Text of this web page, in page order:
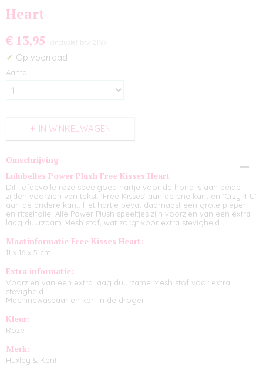
Heart
€ 13,95 (inclusief btw 21%)
✓ Op voorraad
Aantal
IN WINKELWAGEN
Omschrijving
Lulubelles Power Plush Free Kisses Heart
Dit liefdevolle roze speelgoed hartje voor de hond is aan beide
zijden voorzien van tekst. 'Free Kisses' aan de ene kant en 'Crzy 4 U'
aan de andere kant. Het hartje bevat daarnaast een grote pieper
en ritselfolie. Alle Power Plush speeltjes zijn voorzien van een extra
laag duurzaam Mesh stof, wat zorgt voor extra stevigheid.
Maatinformatie Free Kisses Heart:
11 x 16 x 5 cm
Extra informatie:
Voorzien van een extra laag duurzame Mesh stof voor extra
stevigheid
Machinewasbaar en kan in de droger
Kleur:
Roze
Merk:
Huxley & Kent